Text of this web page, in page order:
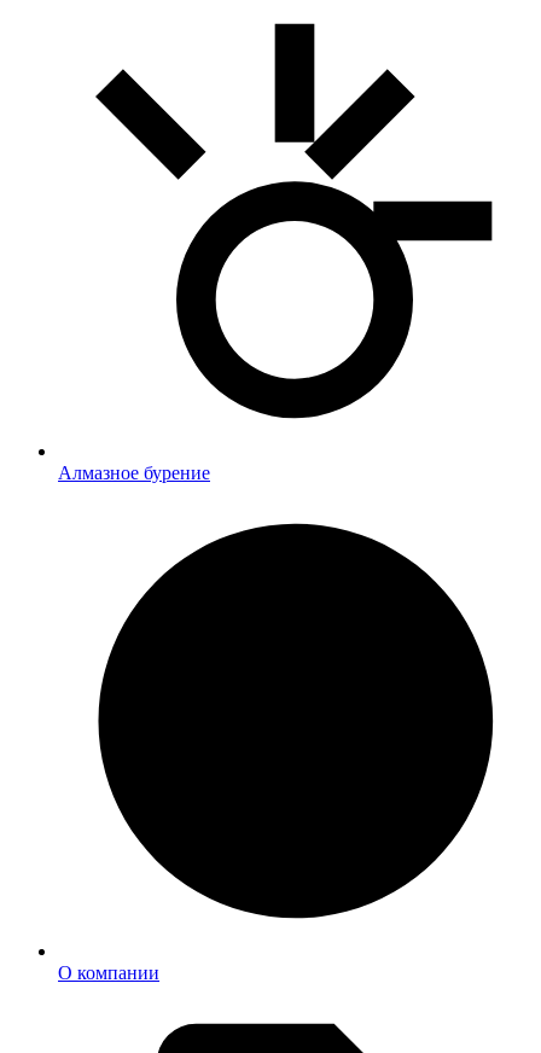
Алмазное бурение
О компании